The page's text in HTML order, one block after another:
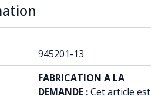
945201-13
FABRICATION A LA
DEMANDE :Cet article est